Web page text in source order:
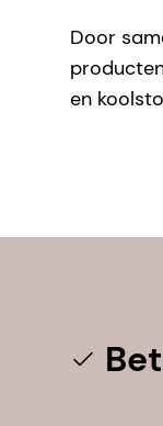
Door
en